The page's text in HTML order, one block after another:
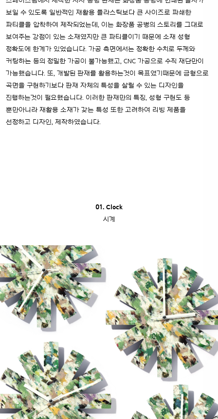
보일 수 있도록 일반적인 재활용 플라스틱보다 큰 사이즈로 파쇄한
파티클을 압착하여 제작되었는데, 이는 화장품 공병의 스토리를 그대로
보여주는 강점이 있는 소재였지만 큰 파티클이기 때문에 소재 성형
정확도에 한계가 있었습니다. 가공 측면에서는 정확한 수치로 두께와
커팅하는 등의 정밀한 가공이 불가능했고, CNC 가공으로 수직 재단만이
가능했습니다. 또, 개발된 판재를 활용하는것이 목표였기때문에 금형으로
곡면을 구현하기보다 판재 자체의 특성을 살릴 수 있는 디자인을
진행하는것이 필요했습니다. 이러한 판재만의 특징, 성형 구현도 등
뿐만아니라 재활용 소재가 갖는 특성 또한 고려하여 리빙 제품을
선정하고 디자인, 제작하였습니다.
01. Clock
시계